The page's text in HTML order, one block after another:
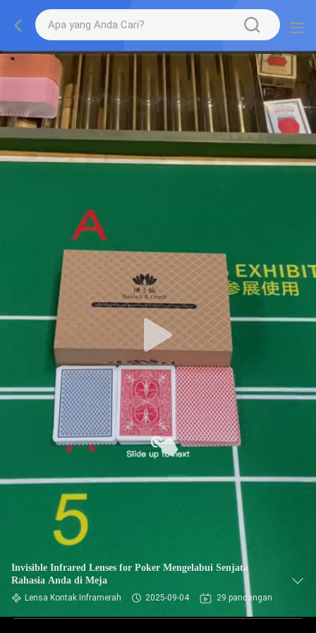
Invisible Infrared Lenses for Poker Mengelabui Senjata
Rahasia Anda di Meja
Lensa Kontak Inframerah 2025-09-04 29 pandangan